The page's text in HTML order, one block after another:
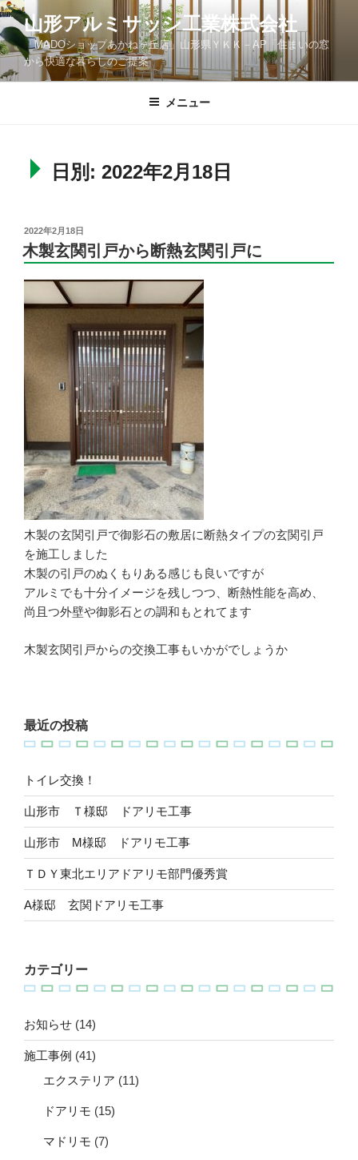
コ
ン
テ
ン
ツ
山形アルミサッシ工業株式会社
「MADOショップあかねヶ丘店」山形県ＹＫＫ－AP「住まいの窓
から快適な暮らしのご提案
メニュー
日別: 2022年2月18日
投
稿
日:
2022年2月18日
木製玄関引戸から断熱玄関引戸に
木製の玄関引戸で御影石の敷居に断熱タイプの玄関引戸
を施工しました
木製の引戸のぬくもりある感じも良いですが
アルミでも十分イメージを残しつつ、断熱性能を高め、
尚且つ外壁や御影石との調和もとれてます
木製玄関引戸からの交換工事もいかがでしょうか
最近の投稿
トイレ交換！
山形市 Ｔ様邸 ドアリモ工事
山形市 M様邸 ドアリモ工事
ＴＤＹ東北エリアドアリモ部門優秀賞
A様邸 玄関ドアリモ工事
カテゴリー
お知らせ (14)
施工事例 (41)
エクステリア (11)
ドアリモ (15)
マドリモ (7)